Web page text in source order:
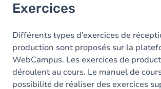
Exercices
Différents types d’exercices de
production sont proposés sur la
WebCampus. Les exercices de
déroulent au cours. Le manuel de
possibilité de réaliser des exercices